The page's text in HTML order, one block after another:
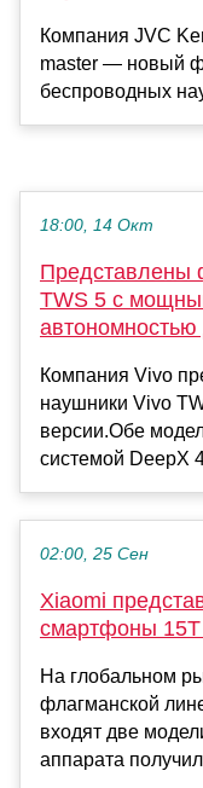
Компания JVC
master — новый
беспроводных
18:00, 14 Окт
Представлены
TWS 5 с
автономностью
Компания Vivo
наушники Vivo
версии.Обе
системой DeepX
02:00, 25 Сен
Xiaomi
смартфоны
На глобальном
флагманской
входят две
аппарата